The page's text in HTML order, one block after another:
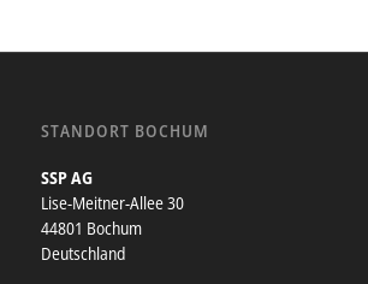
STANDORT BOCHUM
SSP AG
Lise-Meitner-Allee 30
44801 Bochum
Deutschland